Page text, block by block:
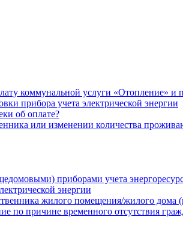
коммунальной услуги «Отопление» и
прибора учета электрической энергии
об оплате?
или изменении количества
приборами учета
энергии
жилого помещения/жилого дома
по причине временного отсутствия